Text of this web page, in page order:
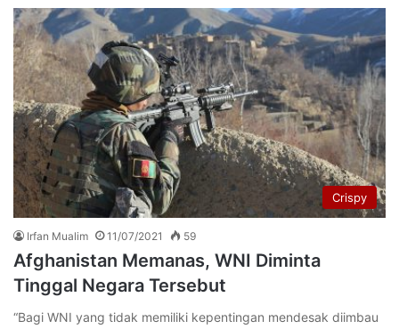
Crispy
Irfan Mualim 11/07/2021 59
Afghanistan Memanas, WNI Diminta
Tinggal Negara Tersebut
“Bagi WNI yang tidak memiliki kepentingan mendesak diimbau